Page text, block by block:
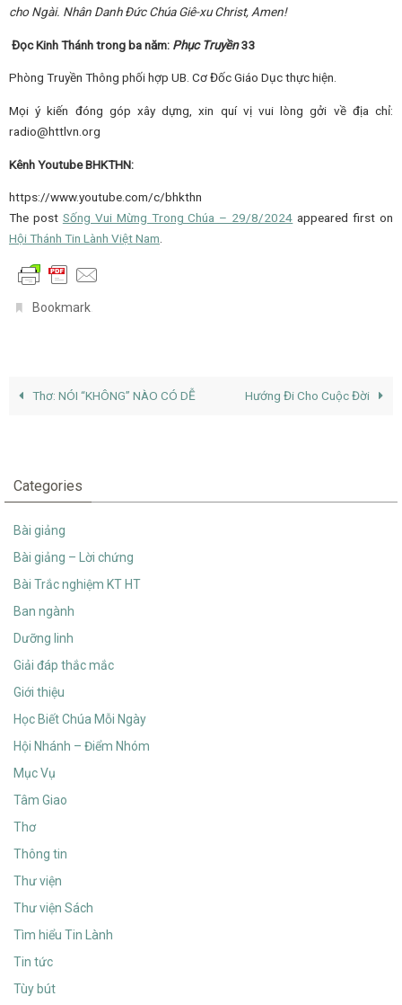
cho Ngài. Nhân Danh Đức Chúa Giê-xu Christ, Amen!
Đọc Kinh Thánh trong ba năm: Phục Truyền33
Phòng Truyền Thông phối hợp UB. Cơ Đốc Giáo Dục thực hiện.
Mọi ý kiến đóng góp xây dựng, xin quí vị vui lòng gởi về địa chỉ:
radio@httlvn.org
Kênh Youtube BHKTHN:
https://www.youtube.com/c/bhkthn
The post Sống Vui Mừng Trong Chúa – 29/8/2024 appeared first on
Hội Thánh Tin Lành Việt Nam
Bookmark
Thơ: NÓI “KHÔNG” NÀO CÓ DỄ Hướng Đi Cho Cuộc Đời
Categories
Bài giảng
Bài giảng – Lời chứng
Bài Trắc nghiệm KT HT
Ban ngành
Dưỡng linh
Giải đáp thắc mắc
Giới thiệu
Học Biết Chúa Mỗi Ngày
Hội Nhánh – Điểm Nhóm
Mục Vụ
Tâm Giao
Thơ
Thông tin
Thư viện
Thư viện Sách
Tìm hiểu Tin Lành
Tin tức
Tùy bút